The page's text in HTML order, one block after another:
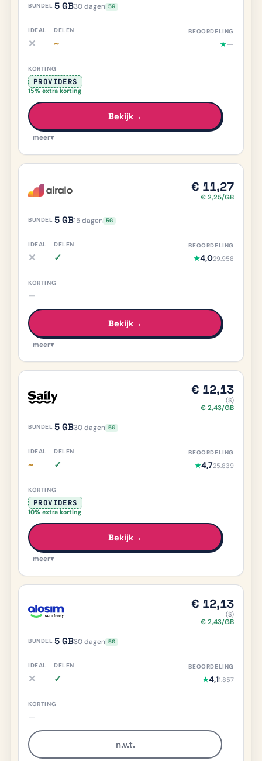
5 GB30 dagen 5G
✕iDEAL nee, meer info
~ ★—
PROVIDERS
15% extra korting
Bekijk→
meer▾
5 GB15 dagen 5G
€ 11,27
€ 2,25/GB
✕iDEAL nee, meer info
✓Delen ja, meer info ★4,029.958
—
Bekijk→
meer▾
5 GB30 dagen 5G
€ 12,13
($)
€ 2,43/GB
~ iDEAL deels/onduidelijk, meer info
✓Delen ja, meer info ★4,725.839
PROVIDERS
10% extra korting
Bekijk→
meer▾
5 GB30 dagen 5G
€ 12,13
($)
€ 2,43/GB
✕iDEAL nee, meer info
✓Delen ja, meer info ★4,11.857
—
n.v.t.